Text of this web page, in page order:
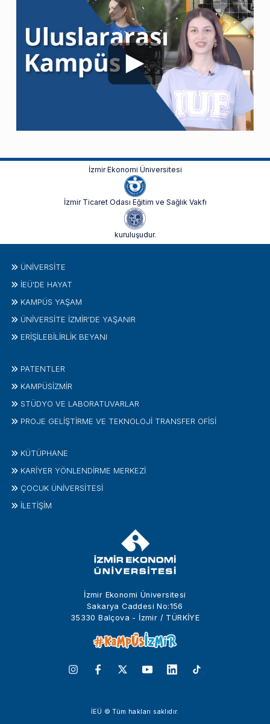
İzmir Ekonomi Üniversitesi
İzmir Ticaret Odası Eğitim ve Sağlık Vakfı
kuruluşudur.
İzmir Ekonomi Üniversitesi
Sakarya Caddesi No:156
35330 Balçova - İzmir / TÜRKİYE
ÜNIVERSITE
İEÜ'DE HAYAT
KAMPÜS YAŞAM
ÜNİVERSİTE İZMİR'DE YAŞANIR
ERİŞİLEBİLİRLİK BEYANI
PATENTLER
KAMPÜSİZMIR
STÜDYO VE LABORATUVARLAR
PROJE GELIŞTIRME VE TEKNOLOJI TRANSFER OFISI
KÜTÜPHANE
KARİYER YÖNLENDİRME MERKEZİ
ÇOCUK ÜNIVERSITESI
İLETIŞIM
İEÜ © Tüm hakları saklıdır.